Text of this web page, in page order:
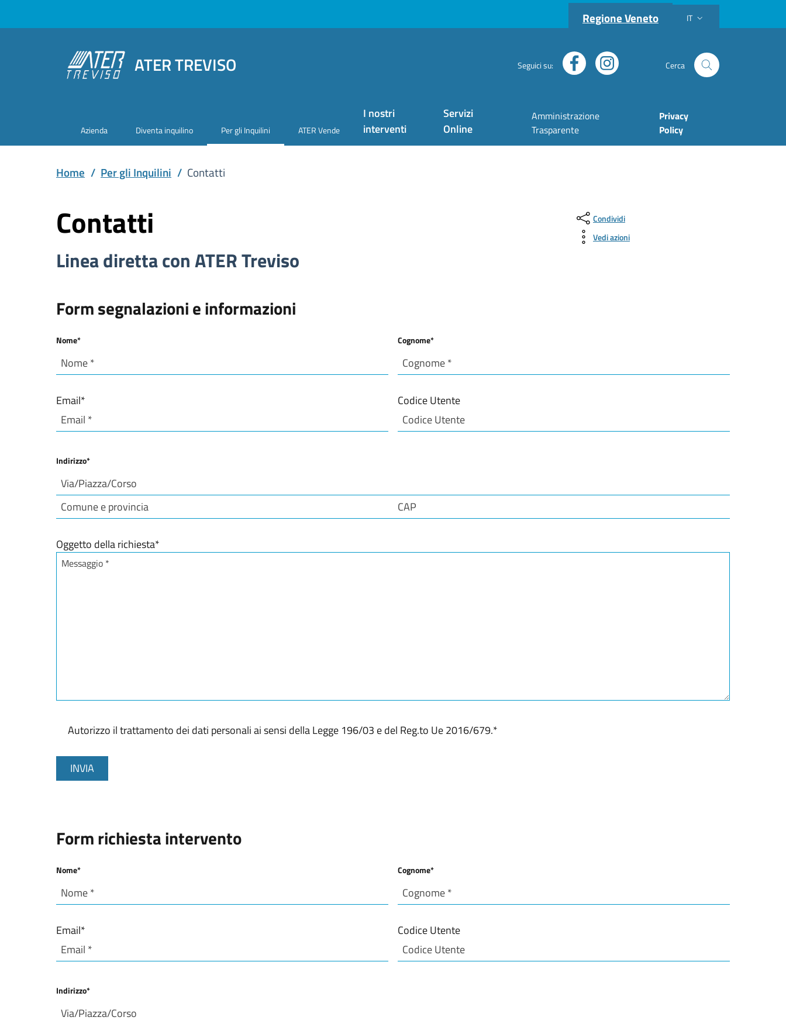
Regione Veneto Lingua attiva:
IT
ATER TREVISO Seguici su: FacebookInstagram Cerca Cerca nel sito
Azienda Diventa inquilino Per gli Inquilini ATER Vende
I nostri
interventi
Servizi
Online
Amministrazione
Trasparente
Privacy
Policy
Home / Per gli Inquilini / Contatti
Contatti
Linea diretta con ATER Treviso
Condividi
Vedi azioni
Form segnalazioni e informazioni
Nome* Cognome*
Email* Codice Utente
Indirizzo*
Via/Piazza/Corso e numero civico
Oggetto della richiesta*
o
n
n
s
Autorizzo il trattamento dei dati personali ai sensi della Legge 196/03 e del Reg.to Ue 2016/679.*
INVIA
Form richiesta intervento
Nome* Cognome*
Email* Codice Utente
Indirizzo*